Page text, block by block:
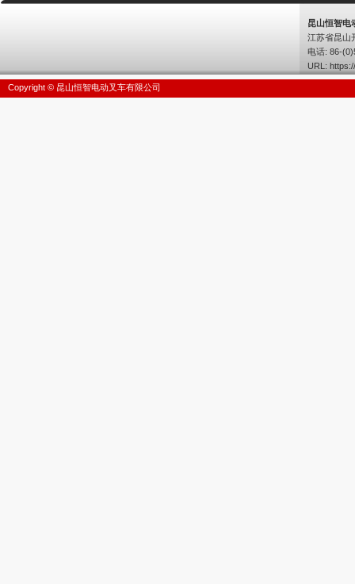
昆山恒智电
江苏省昆山
电话: 86-
URL:
Copyright © 昆山恒智电动叉车有限公司